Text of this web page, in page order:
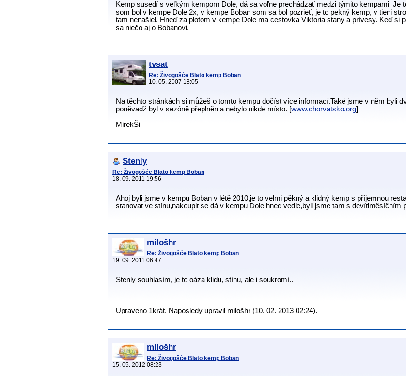
Kemp susedí s veľkým kempom Dole, dá sa voľne prechádzať medzi týmito kempami. Je
som bol v kempe Dole 2x, v kempe Boban som sa bol pozrieť, je to pekný kemp, v tieni
tam nenašiel. Hneď za plotom v kempe Dole ma cestovka Viktoria stany a prívesy. Keď si
sa niečo aj o Bobanovi.
tvsat
Re: Živogošće Blato kemp Boban
10. 05. 2007 18:05
Na těchto stránkách si můžeš o tomto kempu dočíst více informací.Také jsme v něm byli
poněvadž byl v sezóně přeplněn a nebylo nikde místo. [www.chorvatsko.org]
MirekŠi
Stenly
Re: Živogošće Blato kemp Boban
18. 09. 2011 19:56
Ahoj byli jsme v kempu Boban v létě 2010,je to velmi pěkný a klidný kemp s příjemnou
stanovat ve stínu,nakoupit se dá v kempu Dole hned vedle,byli jsme tam s devítiměsíčním
milošhr
Re: Živogošće Blato kemp Boban
19. 09. 2011 06:47
Stenly souhlasím, je to oáza klidu, stínu, ale i soukromí..
Upraveno 1krát. Naposledy upravil milošhr (10. 02. 2013 02:24).
milošhr
Re: Živogošće Blato kemp Boban
15. 05. 2012 08:23